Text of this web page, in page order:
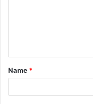
t
*
Name *